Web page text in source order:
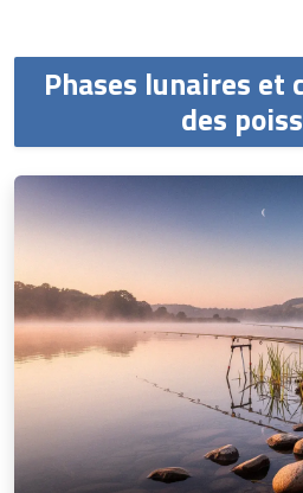
Phases lunaires et
des